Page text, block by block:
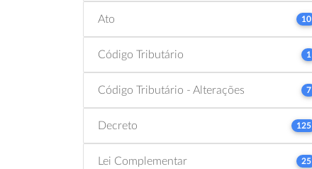
Ato 10
Código Tributário 1
Código Tributário - Alterações 7
Decreto 125
Lei Complementar 25